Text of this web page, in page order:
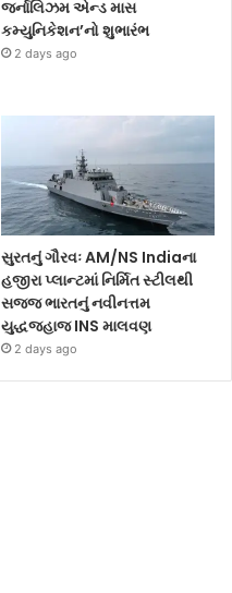
જર્નાલિઝમ એન્ડ માસ
કમ્યુનિકેશન’નો શુભારંભ
2 days ago
સુરતનું ગૌરવઃ AM/NS Indiaના
હજીરા પ્લાન્ટમાં નિર્મિત સ્ટીલથી
સજ્જ ભારતનું નવીનત્તમ
યુદ્ધજહાજ INS માલવણ
2 days ago